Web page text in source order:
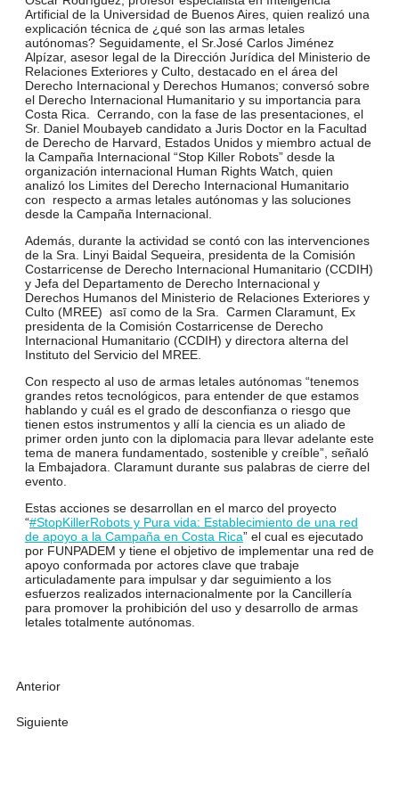
Artificial de la Universidad de Buenos Aires, quien realizó una
explicación técnica de ¿qué son las armas letales
autónomas? Seguidamente, el Sr.José Carlos Jiménez
Alpízar, asesor legal de la Dirección Jurídica del Ministerio de
Relaciones Exteriores y Culto, destacado en el área del
Derecho Internacional y Derechos Humanos; conversó sobre
el Derecho Internacional Humanitario y su importancia para
Costa Rica. Cerrando, con la fase de las presentaciones, el
Sr. Daniel Moubayeb candidato a Juris Doctor en la Facultad
de Derecho de Harvard, Estados Unidos y miembro actual de
la Campaña Internacional “Stop Killer Robots” desde la
organización internacional Human Rights Watch, quien
analizó los Limites del Derecho Internacional Humanitario
con respecto a armas letales autónomas y las soluciones
desde la Campaña Internacional.
Además, durante la actividad se contó con las intervenciones
de la Sra. Linyi Baidal Sequeira, presidenta de la Comisión
Costarricense de Derecho Internacional Humanitario (CCDIH)
y Jefa del Departamento de Derecho Internacional y
Derechos Humanos del Ministerio de Relaciones Exteriores y
Culto (MREE) asī como de la Sra. Carmen Claramunt, Ex
presidenta de la Comisión Costarricense de Derecho
Internacional Humanitario (CCDIH) y directora alterna del
Instituto del Servicio del MREE.
Con respecto al uso de armas letales autónomas “tenemos
grandes retos tecnológicos, para entender de que estamos
hablando y cuál es el grado de desconfianza o riesgo que
tienen estos instrumentos y allí la ciencia es un aliado de
primer orden junto con la diplomacia para llevar adelante este
tema de manera fundamentado, sostenible y creíble”, señaló
la Embajadora. Claramunt durante sus palabras de cierre del
evento.
Estas acciones se desarrollan en el marco del proyecto
“#StopKillerRobots y Pura vida: Establecimiento de una red
de apoyo a la Campaña en Costa Rica” el cual es ejecutado
por FUNPADEM y tiene el objetivo de implementar una red de
apoyo conformada por actores clave que trabaje
articuladamente para impulsar y dar seguimiento a los
esfuerzos realizados internacionalmente por la Cancillería
para promover la prohibición del uso y desarrollo de armas
letales totalmente autónomas.
Anterior
Siguiente